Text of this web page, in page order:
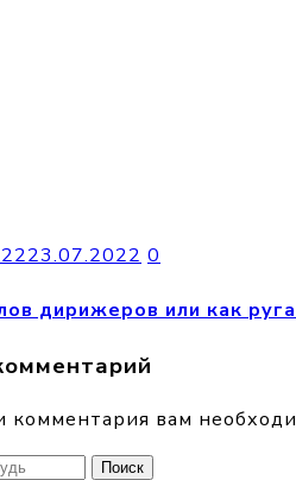
23.07.2022 0
дирижеров или как
комментария вам